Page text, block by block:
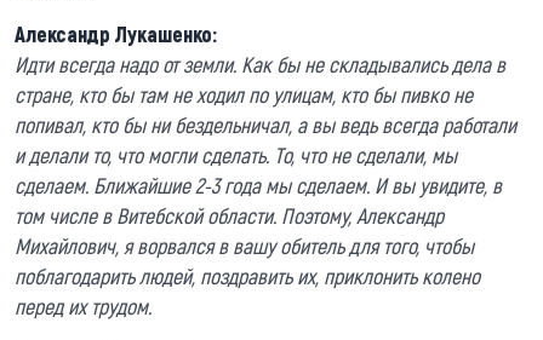
Александр Лукашенко:
Идти всегда надо от земли. Как бы не складывались дела в
стране, кто бы там не ходил по улицам, кто бы пивко не
попивал, кто бы ни бездельничал, а вы ведь всегда работали
и делали то, что могли сделать. То, что не сделали, мы
сделаем. Ближайшие 2-3 года мы сделаем. И вы увидите, в
том числе в Витебской области. Поэтому, Александр
Михайлович, я ворвался в вашу обитель для того, чтобы
поблагодарить людей, поздравить их, приклонить колено
перед их трудом.